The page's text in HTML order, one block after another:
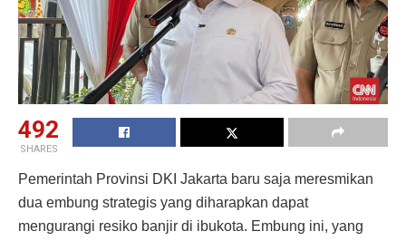
492
SHARES
Pemerintah Provinsi DKI Jakarta baru saja meresmikan
dua embung strategis yang diharapkan dapat
mengurangi resiko banjir di ibukota. Embung ini, yang